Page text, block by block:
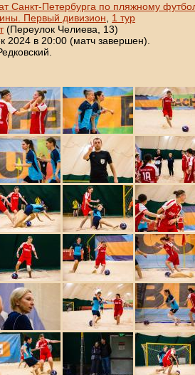
Санкт-Петербурга по пляжному
Первый дивизион
1 тур
(Переулок Челиева, 13)
2024 в 20:00 (матч завершен).